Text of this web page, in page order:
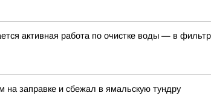
активная работа по очистке воды — в
на заправке и сбежал в ямальскую тундру